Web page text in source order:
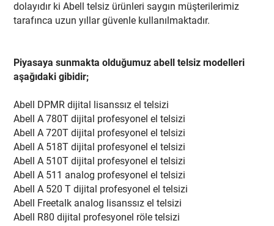
dolayıdır ki Abell telsiz ürünleri saygın müşterilerimiz
tarafınca uzun yıllar güvenle kullanılmaktadır.
Piyasaya sunmakta olduğumuz abell telsiz modelleri
aşağıdaki gibidir;
Abell DPMR dijital lisanssız el telsizi
Abell A 780T dijital profesyonel el telsizi
Abell A 720T dijital profesyonel el telsizi
Abell A 518T dijital profesyonel el telsizi
Abell A 510T dijital profesyonel el telsizi
Abell A 511 analog profesyonel el telsizi
Abell A 520 T dijital profesyonel el telsizi
Abell Freetalk analog lisanssız el telsizi
Abell R80 dijital profesyonel röle telsizi